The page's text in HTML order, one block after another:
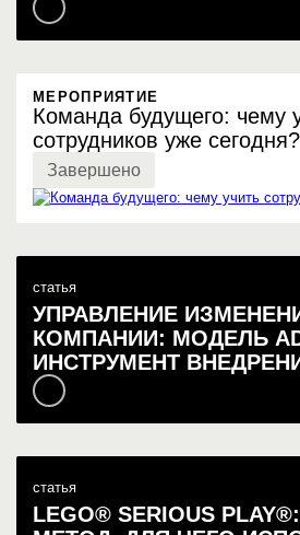
МЕРОПРИЯТИЕ
Команда будущего: чему
сотрудников уже сегодня?
Завершено
статья
УПРАВЛЕНИЕ
КОМПАНИИ: МОДЕЛЬ
ИНСТРУМЕНТ
статья
LEGO® SERIOUS